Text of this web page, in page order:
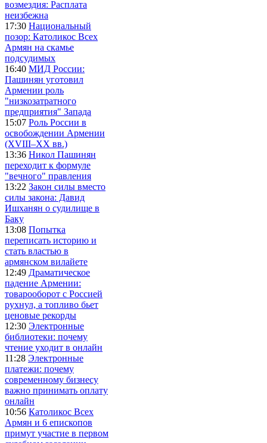
возмездия: Расплата
неизбежна
17:30 Национальный
позор: Католикос Всех
Армян на скамье
подсудимых
16:40 МИД России:
Пашинян уготовил
Армении роль
"низкозатратного
предприятия" Запада
15:07 Роль России в
освобождении Армении
(XVIII–XX вв.)
13:36 Никол Пашинян
переходит к формуле
"вечного" правления
13:22 Закон силы вместо
силы закона: Давид
Ишханян о судилище в
Баку
13:08 Попытка
переписать историю и
стать властью в
армянском вилайете
12:49 Драматическое
падение Армении:
товарооборот с Россией
рухнул, а топливо бьет
ценовые рекорды
12:30 Электронные
библиотеки: почему
чтение уходит в онлайн
11:28 Электронные
платежи: почему
современному бизнесу
важно принимать оплату
онлайн
10:56 Католикос Всех
Армян и 6 епископов
примут участие в первом